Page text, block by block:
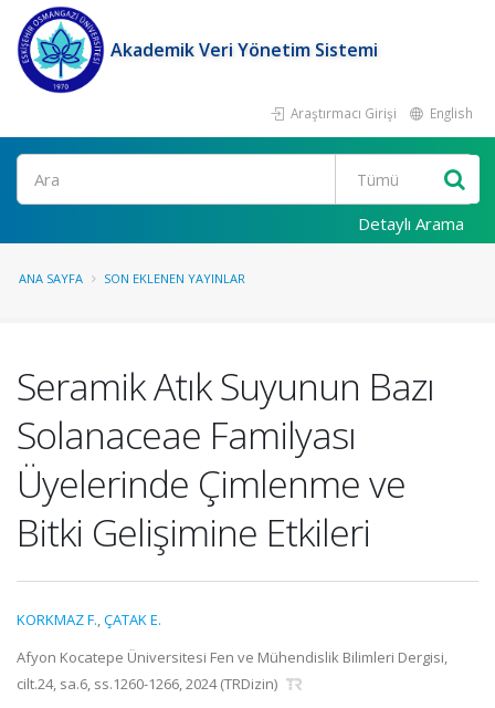
Akademik Veri Yönetim Sistemi
Araştırmacı Girişi English
Ara
Detaylı Arama
ANA SAYFA SON EKLENEN YAYINLAR
Seramik Atık Suyunun Bazı
Solanaceae Familyası
Üyelerinde Çimlenme ve
Bitki Gelişimine Etkileri
KORKMAZ F.,ÇATAK E.
Afyon Kocatepe Üniversitesi Fen ve Mühendislik Bilimleri Dergisi,
cilt.24, sa.6, ss.1260-1266, 2024 (TRDizin)